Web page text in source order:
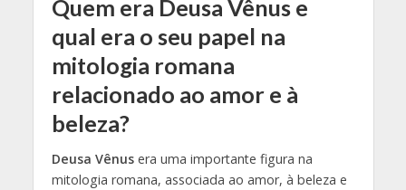
Quem era Deusa Vênus e
qual era o seu papel na
mitologia romana
relacionado ao amor e à
beleza?
Deusa Vênusera uma importante figura na
mitologia romana, associada ao amor, à beleza e